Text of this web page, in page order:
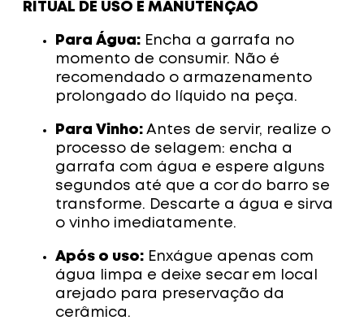
RITUAL DE USO E MANUTENÇÃO
Para Água: Encha a garrafa no
momento de consumir. Não é
recomendado o armazenamento
prolongado do líquido na peça.
Para Vinho: Antes de servir, realize o
processo de selagem: encha a
garrafa com água e espere alguns
segundos até que a cor do barro se
transforme. Descarte a água e sirva
o vinho imediatamente.
Após o uso: Enxágue apenas com
água limpa e deixe secar em local
arejado para preservação da
cerâmica.